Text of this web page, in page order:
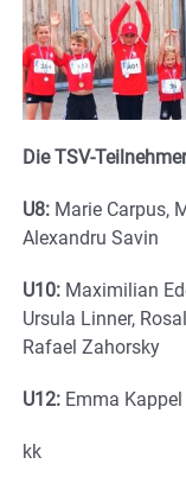
Die TSV-
U8: Marie Carpus,
Alexandru Savin
U10: Maximilian
Ursula Linner,
Rafael Zahorsky
U12: Emma Kappel
kk